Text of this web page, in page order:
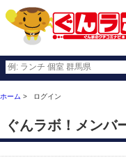
ホーム ログイン
ぐんラボ！メンバ